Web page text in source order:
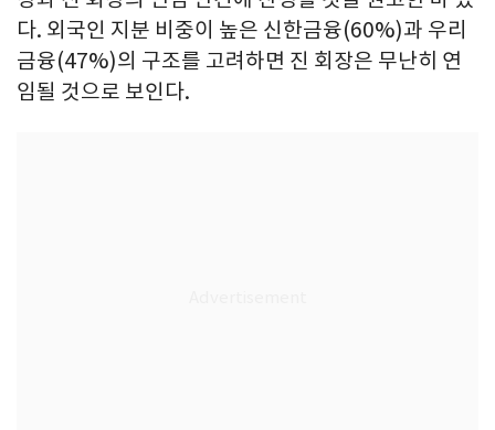
다. 외국인 지분 비중이 높은 신한금융(60%)과 우리
금융(47%)의 구조를 고려하면 진 회장은 무난히 연
임될 것으로 보인다.